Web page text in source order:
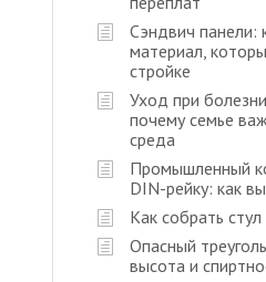
Сэндвич панели:
материал,
стройке
Уход при
почему семье
среда
Промышленный
DIN-рейку: как
Как собрать
Опасный
высота и